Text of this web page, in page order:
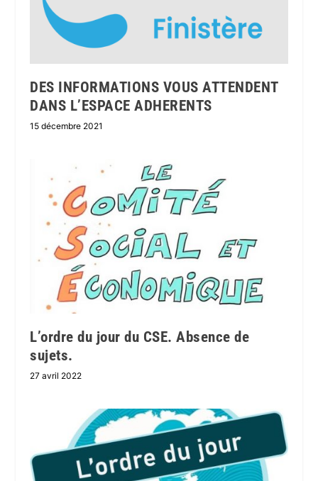
DES INFORMATIONS VOUS ATTENDENT
DANS L’ESPACE ADHERENTS
15 décembre 2021
L’ordre du jour du CSE. Absence de
sujets.
27 avril 2022